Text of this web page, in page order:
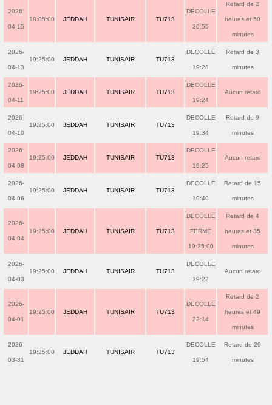
2026-
04-15
18:05:00 JEDDAH TUNISAIR TU713
DECOLLE
20:55
Retard de 2
heures et 50
minutes
2026-
04-13
19:25:00 JEDDAH TUNISAIR TU713
DECOLLE
19:28
Retard de 3
minutes
2026-
04-11
19:25:00 JEDDAH TUNISAIR TU713
DECOLLE
19:24
Aucun retard
2026-
04-10
19:25:00 JEDDAH TUNISAIR TU713
DECOLLE
19:34
Retard de 9
minutes
2026-
04-08
19:25:00 JEDDAH TUNISAIR TU713
DECOLLE
19:25
Aucun retard
2026-
04-06
19:25:00 JEDDAH TUNISAIR TU713
DECOLLE
19:40
Retard de 15
minutes
2026-
04-04
19:25:00 JEDDAH TUNISAIR TU713
DECOLLE
FERME
19:25:00
Retard de 4
heures et 35
minutes
2026-
04-03
19:25:00 JEDDAH TUNISAIR TU713
DECOLLE
19:22
Aucun retard
2026-
04-01
19:25:00 JEDDAH TUNISAIR TU713
DECOLLE
22:14
Retard de 2
heures et 49
minutes
2026-
03-31
19:25:00 JEDDAH TUNISAIR TU713
DECOLLE
19:54
Retard de 29
minutes